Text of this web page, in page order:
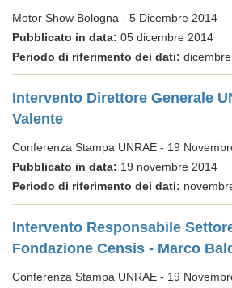
Motor Show Bologna - 5 Dicembre 2014
Pubblicato in data: 05 dicembre 2014
Periodo di riferimento dei dati:
Intervento Direttore Generale
Valente
Conferenza Stampa UNRAE - 19
Pubblicato in data: 19 novembre 2014
Periodo di riferimento dei dati:
Intervento Responsabile
Fondazione Censis - Marco
Conferenza Stampa UNRAE - 19